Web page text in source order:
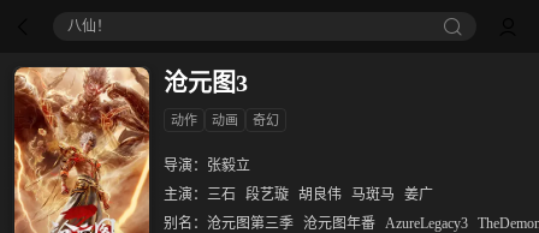
八仙！
沧元图3
动作 动画 奇幻
导演： 张毅立
主演： 三石 段艺璇 胡良伟 马斑马
姜广
别名： 沧元图第三季 沧元图年番 AzureLegacy3